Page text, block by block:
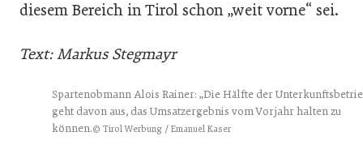
diesem Bereich in Tirol schon „weit vorne“ sei.
Text: Markus Stegmayr
Spartenobmann Alois Rainer: „Die Hälfte der
geht davon aus, das Umsatzergebnis vom Vorjahr halten zu
können.© Tirol Werbung / Emanuel Kaser